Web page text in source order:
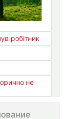
робітник
не